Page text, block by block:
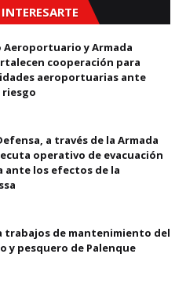
y Armada
cooperación para
aeroportuarias ante
a través de la Armada
operativo de evacuación
ante los efectos de la
trabajos de mantenimiento del
y pesquero de Palenque